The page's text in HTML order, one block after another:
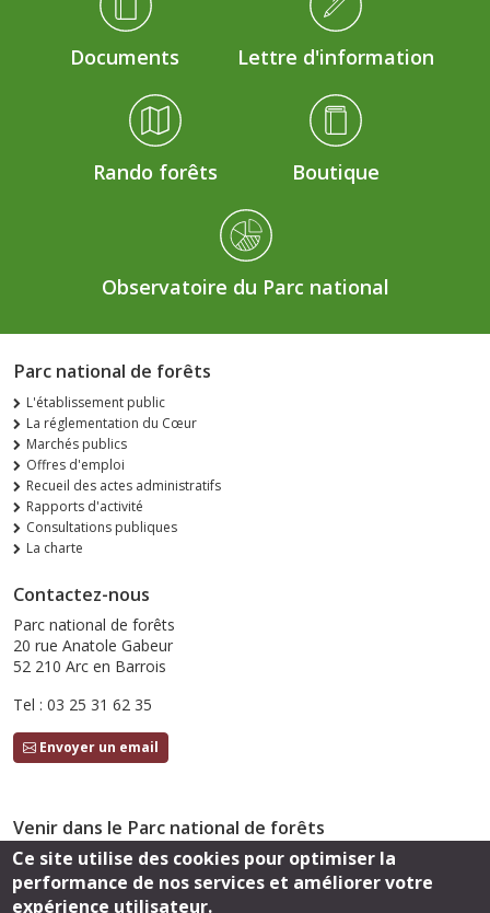
Documents Lettre d'information
Rando forêts Boutique
Observatoire du Parc national
Parc national de forêts
L'établissement public
La réglementation du Cœur
Marchés publics
Offres d'emploi
Recueil des actes administratifs
Rapports d'activité
Consultations publiques
La charte
Contactez-nous
Parc national de forêts
20 rue Anatole Gabeur
52 210 Arc en Barrois
Tel : 03 25 31 62 35
Envoyer un email
Venir dans le Parc national de forêts
Accès
Suivez-nous
Ce site utilise des cookies pour optimiser la
performance de nos services et améliorer votre
expérience utilisateur.